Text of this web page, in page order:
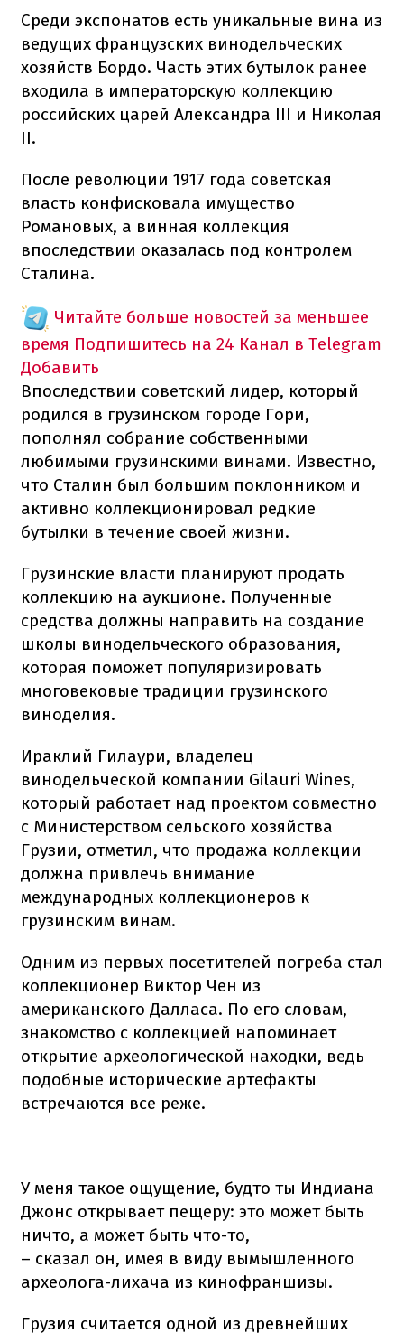
Среди экспонатов есть уникальные вина из
ведущих французских винодельческих
хозяйств Бордо. Часть этих бутылок ранее
входила в императорскую коллекцию
российских царей Александра III и Николая
II.
После революции 1917 года советская
власть конфисковала имущество
Романовых, а винная коллекция
впоследствии оказалась под контролем
Сталина.
Читайте больше новостей за меньшее
время Подпишитесь на 24 Канал в Telegram
Добавить
Впоследствии советский лидер, который
родился в грузинском городе Гори,
пополнял собрание собственными
любимыми грузинскими винами. Известно,
что Сталин был большим поклонником и
активно коллекционировал редкие
бутылки в течение своей жизни.
Грузинские власти планируют продать
коллекцию на аукционе. Полученные
средства должны направить на создание
школы винодельческого образования,
которая поможет популяризировать
многовековые традиции грузинского
виноделия.
Ираклий Гилаури, владелец
винодельческой компании Gilauri Wines,
который работает над проектом совместно
с Министерством сельского хозяйства
Грузии, отметил, что продажа коллекции
должна привлечь внимание
международных коллекционеров к
грузинским винам.
Одним из первых посетителей погреба стал
коллекционер Виктор Чен из
американского Далласа. По его словам,
знакомство с коллекцией напоминает
открытие археологической находки, ведь
подобные исторические артефакты
встречаются все реже.
У меня такое ощущение, будто ты Индиана
Джонс открывает пещеру: это может быть
ничто, а может быть что-то,
– сказал он, имея в виду вымышленного
археолога-лихача из кинофраншизы.
Грузия считается одной из древнейших